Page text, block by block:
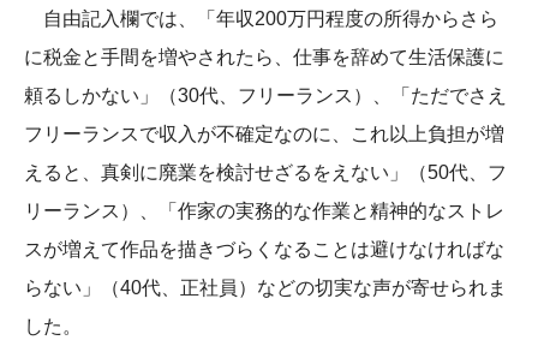
自由記入欄では、「年収200万円程度の所得からさら
に税金と手間を増やされたら、仕事を辞めて生活保護に
頼るしかない」（30代、フリーランス）、「ただでさえ
フリーランスで収入が不確定なのに、これ以上負担が増
えると、真剣に廃業を検討せざるをえない」（50代、フ
リーランス）、「作家の実務的な作業と精神的なストレ
スが増えて作品を描きづらくなることは避けなければな
らない」（40代、正社員）などの切実な声が寄せられま
した。